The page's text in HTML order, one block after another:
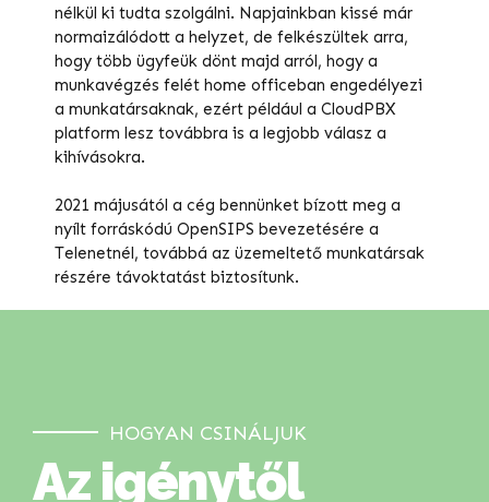
nélkül ki tudta szolgálni. Napjainkban kissé már
normaizálódott a helyzet, de felkészültek arra,
hogy több ügyfeük dönt majd arról, hogy a
munkavégzés felét home officeban engedélyezi
a munkatársaknak, ezért például a CloudPBX
platform lesz továbbra is a legjobb válasz a
kihívásokra.
2021 májusától a cég bennünket bízott meg a
nyílt forráskódú OpenSIPS bevezetésére a
Telenetnél, továbbá az üzemeltető munkatársak
részére távoktatást biztosítunk.
HOGYAN CSINÁLJUK
Az igénytől